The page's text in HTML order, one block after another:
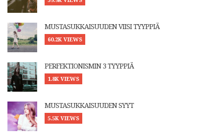
MUSTASUKKAISUUDEN VIISI TYYPPIÄ
60.2K VIEWS
PERFEKTIONISMIN 3 TYYPPIÄ
1.8K VIEWS
MUSTASUKKAISUUDEN SYYT
5.5K VIEWS